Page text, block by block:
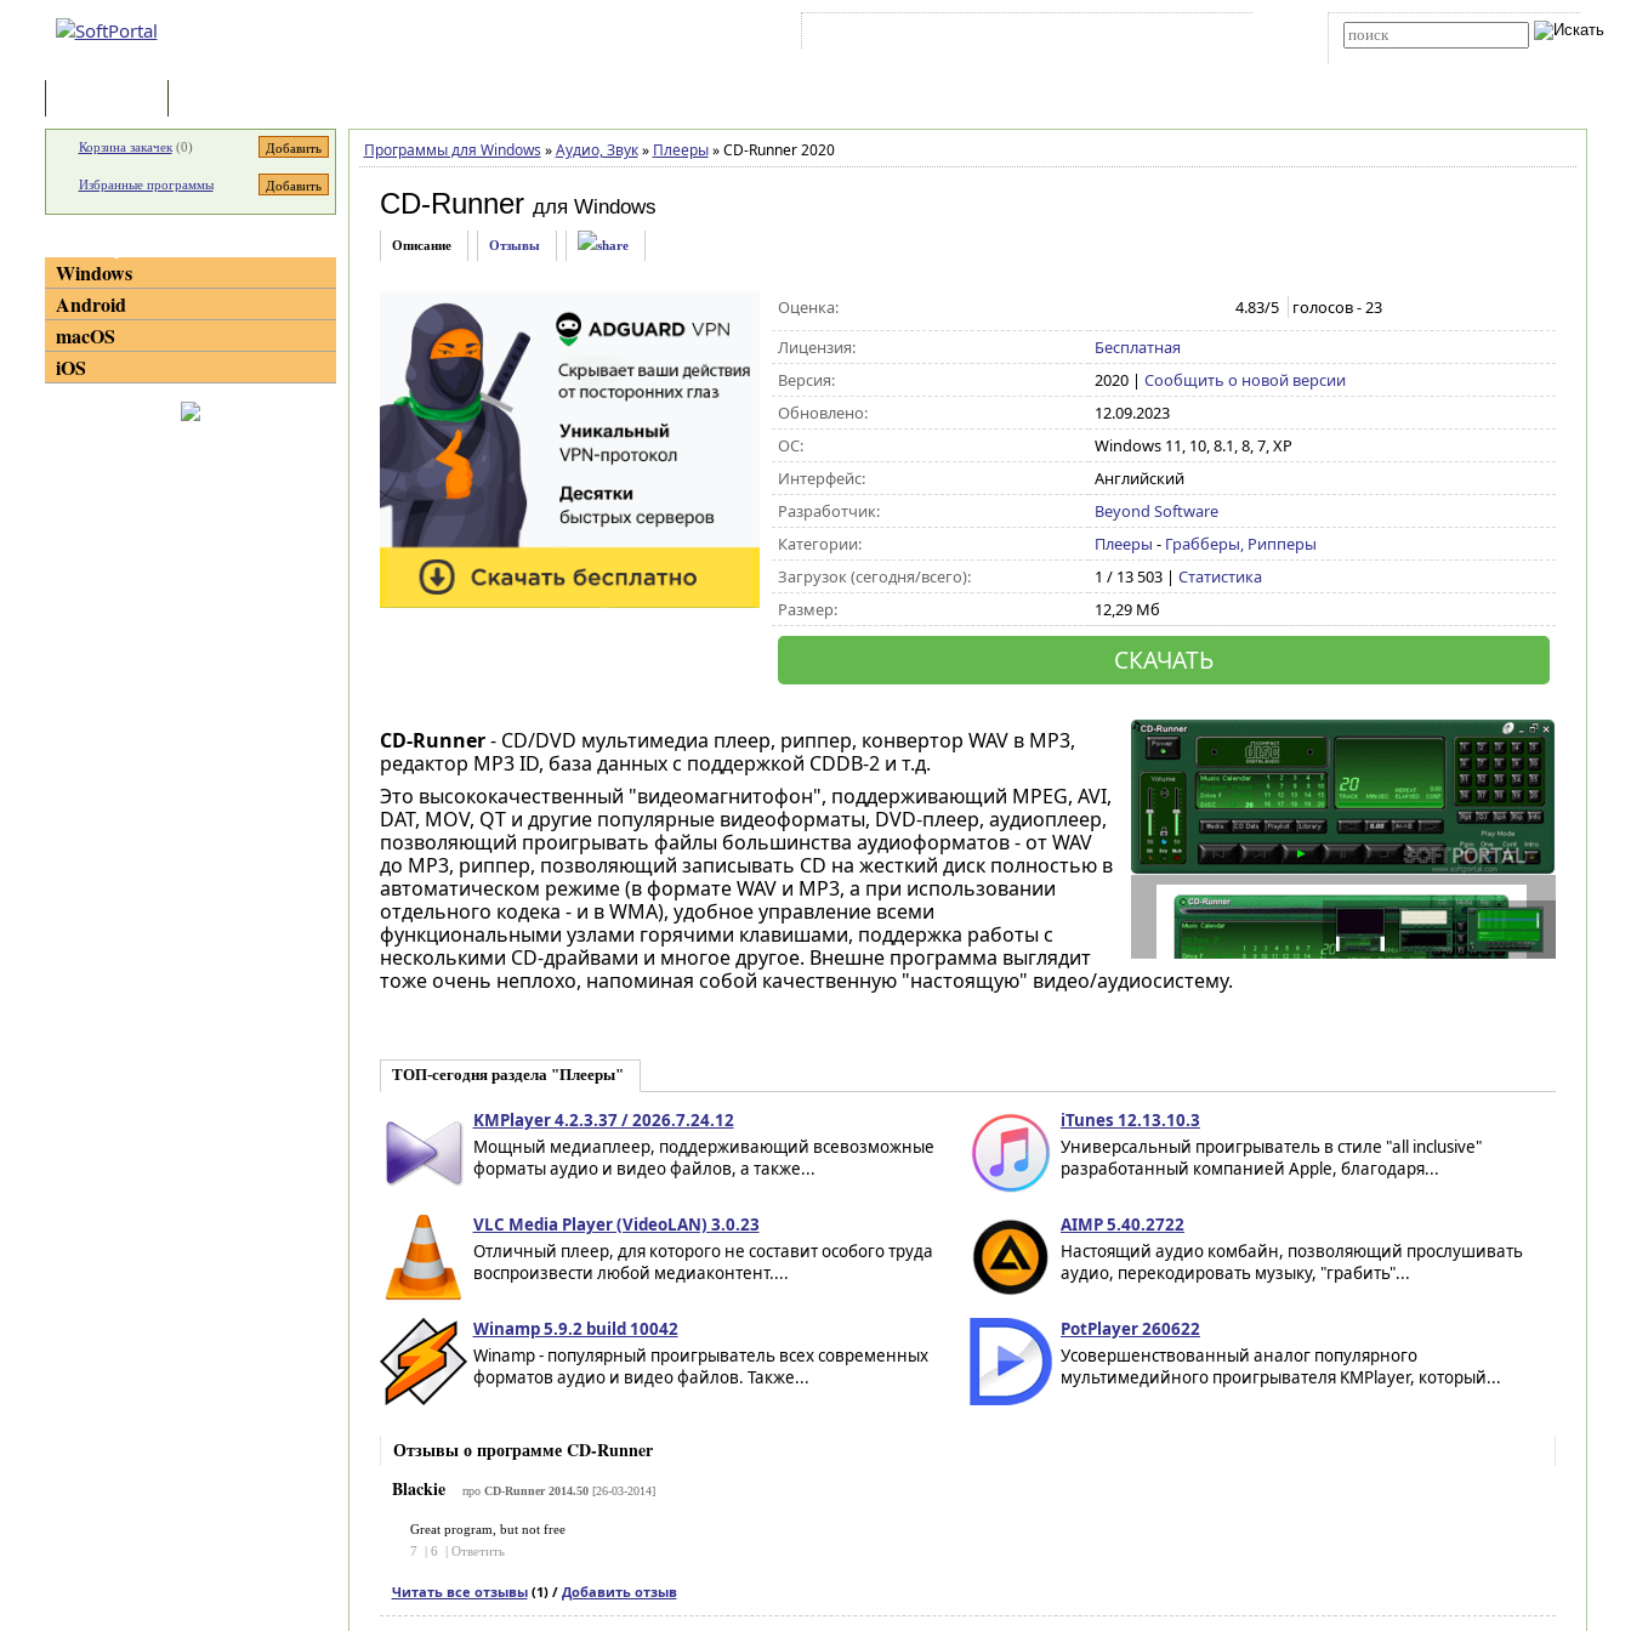
Программы для Windows » Аудио, Звук » Плееры »CD-Runner 2020
CD-Runner для Windows
Описание Отзывы
Оценка: 4.83/5 голосов -23
Лицензия:
Бесплатная
Версия:
2020| Сообщить о новой версии
Обновлено:
12.09.2023
ОС:
Windows 11, 10, 8.1, 8, 7, XP
Интерфейс:
Английский
Разработчик:
Beyond Software
Категории:
Плееры - Грабберы, Рипперы
Загрузок (сегодня/всего):
1 / 13 503 | Статистика
Размер:
12,29 Мб
СКАЧАТЬ
CD-Runner- CD/DVD мультимедиа плеер, риппер, конвертор WAV в MP3,
редактор MP3 ID, база данных с поддержкой CDDB-2 и т.д.
Это высококачественный "видеомагнитофон", поддерживающий MPEG, AVI,
DAT, MOV, QT и другие популярные видеоформаты, DVD-плеер, аудиоплеер,
позволяющий проигрывать файлы большинства аудиоформатов - от WAV
до MP3, риппер, позволяющий записывать CD на жесткий диск полностью в
автоматическом режиме (в формате WAV и MP3, а при использовании
отдельного кодека - и в WMA), удобное управление всеми
функциональными узлами горячими клавишами, поддержка работы с
несколькими CD-драйвами и многое другое. Внешне программа выглядит
тоже очень неплохо, напоминая собой качественную "настоящую" видео/аудиосистему.
ТОП-сегодня раздела "Плееры"
KMPlayer 4.2.3.37 / 2026.7.24.12
Мощный медиаплеер, поддерживающий всевозможные
форматы аудио и видео файлов, а также...
iTunes 12.13.10.3
Универсальный проигрыватель в стиле "all inclusive"
разработанный компанией Apple, благодаря...
VLC Media Player (VideoLAN) 3.0.23
Отличный плеер, для которого не составит особого труда
воспроизвести любой медиаконтент....
AIMP 5.40.2722
Настоящий аудио комбайн, позволяющий прослушивать
аудио, перекодировать музыку, "грабить"...
Winamp 5.9.2 build 10042
Winamp - популярный проигрыватель всех современных
форматов аудио и видео файлов. Также...
PotPlayer 260622
Усовершенствованный аналог популярного
мультимедийного проигрывателя KMPlayer, который...
Отзывы о программе CD-Runner
Blackie
про CD-Runner 2014.50[26-03-2014]
Great program, but not free
7
| 6 | Ответить
Читать все отзывы(1) / Добавить отзыв
Корзина закачек(0)
Избранные программы
Windows
Android
macOS
iOS